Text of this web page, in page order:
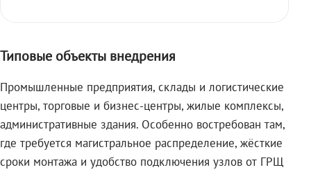
Типовые объекты внедрения
Промышленные предприятия, склады и логистические
центры, торговые и бизнес-центры, жилые комплексы,
административные здания. Особенно востребован там,
где требуется магистральное распределение, жёсткие
сроки монтажа и удобство подключения узлов от ГРЩ